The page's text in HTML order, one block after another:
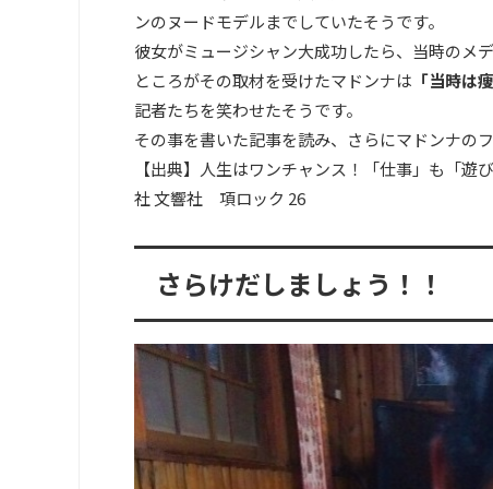
ンのヌードモデルまでしていたそうです。
彼女がミュージシャン大成功したら、当時のメ
ところがその取材を受けたマドンナは 「当時は
記者たちを笑わせたそうです。
その事を書いた記事を読み、さらにマドンナの
【出典】人生はワンチャンス！「仕事」も「
社 文響社 項ロック 26
さらけだしましょう！！